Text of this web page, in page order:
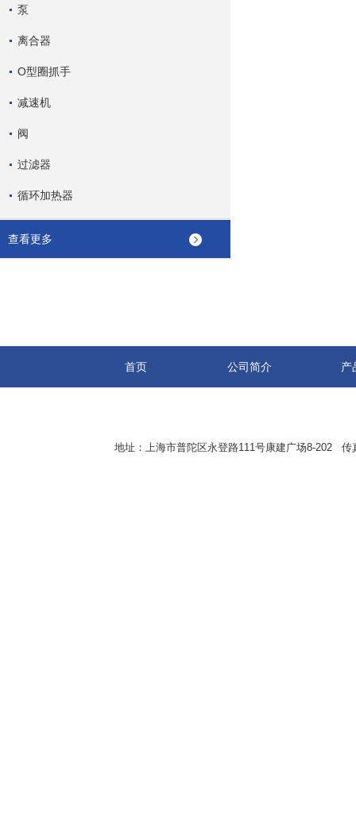
泵
离合器
O型圈抓手
减速机
阀
过滤器
循环加热器
查看更多
首页 公司简介 产
地址：上海市普陀区永登路111号康建广场8-202